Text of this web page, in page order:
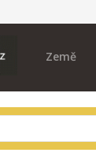
Země